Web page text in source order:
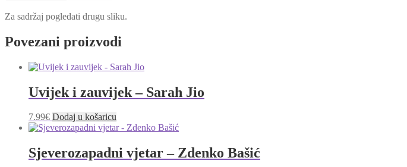
Za sadržaj pogledati drugu sliku.
Povezani proizvodi
Uvijek i zauvijek – Sarah Jio
7.99€ Dodaj u košaricu
Sjeverozapadni vjetar – Zdenko Bašić